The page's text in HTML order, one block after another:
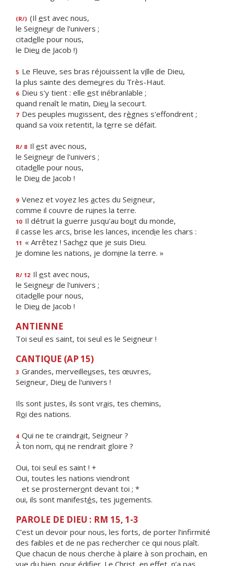
(R/) (Il est avec nous,
le Seigneur de l'univers ;
citadelle pour nous,
le Dieu de Jacob !)
5 Le Fleuve, ses bras réjouissent la ville de Dieu,
la plus sainte des demeures du Très-Haut.
6 Dieu s'y tient : elle est inébranlable ;
quand renaît le matin, Dieu la secourt.
7 Des peuples mugissent, des règnes s'effondrent ;
quand sa voix retentit, la terre se défait.
R/ 8 Il est avec nous,
le Seigneur de l'univers ;
citadelle pour nous,
le Dieu de Jacob !
9 Venez et voyez les actes du Seigneur,
comme il couvre de ruines la terre.
10 Il détruit la guerre jusqu'au bout du monde,
il casse les arcs, brise les lances, incendie les chars :
11 « Arrêtez ! Sachez que je suis Dieu.
Je domine les nations, je domine la terre. »
R/ 12 Il est avec nous,
le Seigneur de l'univers ;
citadelle pour nous,
le Dieu de Jacob !
ANTIENNE
Toi seul es saint, toi seul es le Seigneur !
CANTIQUE (AP 15)
3 Grandes, merveilleuses, tes œuvres,
Seigneur, Dieu de l'univers !
Ils sont justes, ils sont vrais, tes chemins,
Roi des nations.
4 Qui ne te craindrait, Seigneur ?
À ton nom, qui ne rendrait gloire ?
Oui, toi seul es saint ! +
Oui, toutes les nations viendront
et se prosterneront devant toi ; *
oui, ils sont manifestés, tes jugements.
PAROLE DE DIEU : RM 15, 1-3
C’est un devoir pour nous, les forts, de porter l’infirmité
des faibles et de ne pas rechercher ce qui nous plaît.
Que chacun de nous cherche à plaire à son prochain, en
vue du bien, pour édifier. Le Christ, en effet, n’a pas